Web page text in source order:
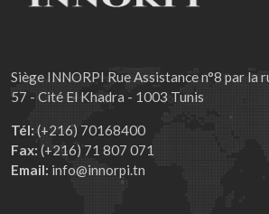
Siège INNORPI Rue Assistance n°8 par la
57 - Cité El Khadra - 1003 Tunis
Tél: (+216) 70168400
Fax: (+216) 71 807 071
Email: info@innorpi.tn